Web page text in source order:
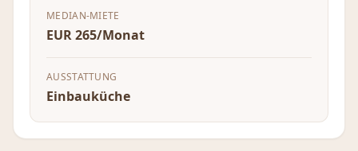
MEDIAN-MIETE
EUR 265/Monat
AUSSTATTUNG
Einbauküche